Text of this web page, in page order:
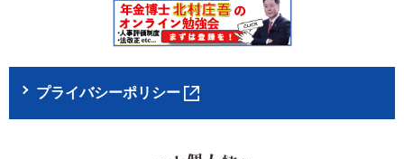
プライバシーポリシー